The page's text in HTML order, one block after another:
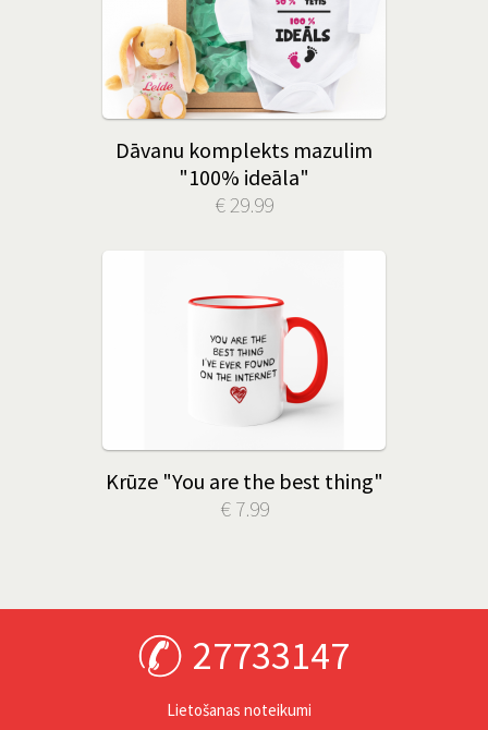
Dāvanu komplekts mazulim
"100% ideāla"
€ 29.99
Krūze "You are the best thing"
€ 7.99
27733147
Lietošanas noteikumi